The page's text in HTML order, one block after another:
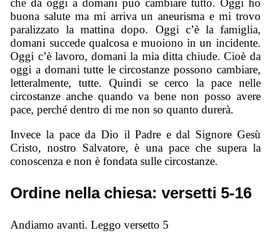
che da oggi a domani può cambiare tutto. Oggi ho
buona salute ma mi arriva un aneurisma e mi trovo
paralizzato la mattina dopo. Oggi c’è la famiglia,
domani succede qualcosa e muoiono in un incidente.
Oggi c’è lavoro, domani la mia ditta chiude. Cioè da
oggi a domani tutte le circostanze possono cambiare,
letteralmente, tutte. Quindi se cerco la pace nelle
circostanze anche quando va bene non posso avere
pace, perché dentro di me non so quanto durerà.
Invece la pace da Dio il Padre e dal Signore Gesù
Cristo, nostro Salvatore, è una pace che supera la
conoscenza e non è fondata sulle circostanze.
Ordine nella chiesa: versetti 5-16
Andiamo avanti. Leggo versetto 5